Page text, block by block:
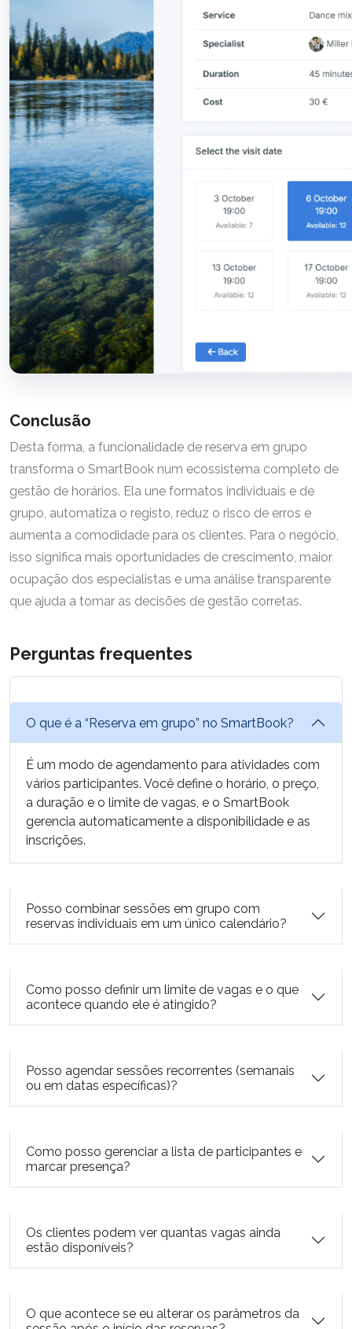
Conclusão
Desta forma, a funcionalidade de reserva em grupo
transforma o SmartBook num ecossistema completo de
gestão de horários. Ela une formatos individuais e de
grupo, automatiza o registo, reduz o risco de erros e
aumenta a comodidade para os clientes. Para o negócio,
isso significa mais oportunidades de crescimento, maior
ocupação dos especialistas e uma análise transparente
que ajuda a tomar as decisões de gestão corretas.
Perguntas frequentes
O que é a “Reserva em grupo” no SmartBook?
É um modo de agendamento para atividades com
vários participantes. Você define o horário, o preço,
a duração e o limite de vagas, e o SmartBook
gerencia automaticamente a disponibilidade e as
inscrições.
Posso combinar sessões em grupo com
reservas individuais em um único calendário?
Como posso definir um limite de vagas e o que
acontece quando ele é atingido?
Posso agendar sessões recorrentes (semanais
ou em datas específicas)?
Como posso gerenciar a lista de participantes e
marcar presença?
Os clientes podem ver quantas vagas ainda
estão disponíveis?
O que acontece se eu alterar os parâmetros da